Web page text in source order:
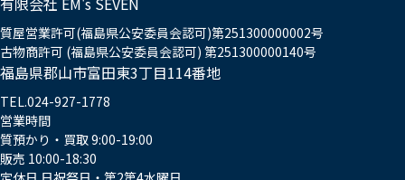
質屋営業許可(福島県公安委員会認可)第251300000002号
古物商許可 (福島県公安委員会認可) 第251300000140号
福島県郡山市富田東3丁目114番地
TEL.024-927-1778
営業時間
質預かり・買取 9:00-19:00
販売 10:00-18:30